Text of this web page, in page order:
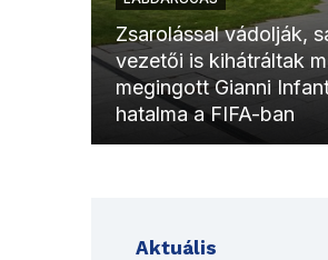
Zsarolással vádolják,
vezetői is kihátráltak
megingott Gianni
hatalma a FIFA-ban
Aktuális